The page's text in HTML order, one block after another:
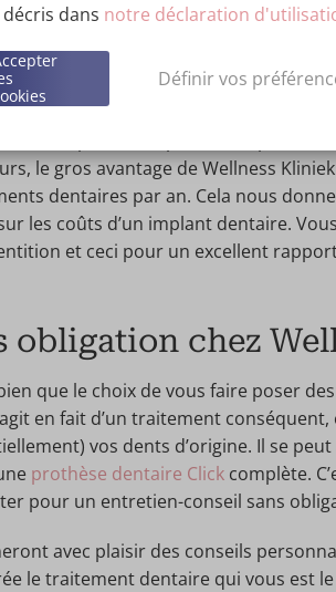
de qualité et à
des implants dentaires de
De plus, nos spécialistes posent
le gros avantage de Wellness
dentaires par an. Cela nous
les coûts d’un implant dentaire.
et ceci pour un excellent
obligation chez
que le choix de vous faire poser
en fait d’un traitement
vos dents d’origine. Il se
prothèse dentaire Click complète.
pour un entretien-conseil sans
avec plaisir des conseils
le traitement dentaire qui vous est
dans notre déclaration
Définir vos